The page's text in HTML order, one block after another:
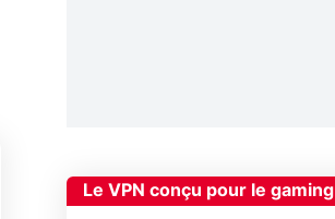
Le VPN conçu pour le gaming